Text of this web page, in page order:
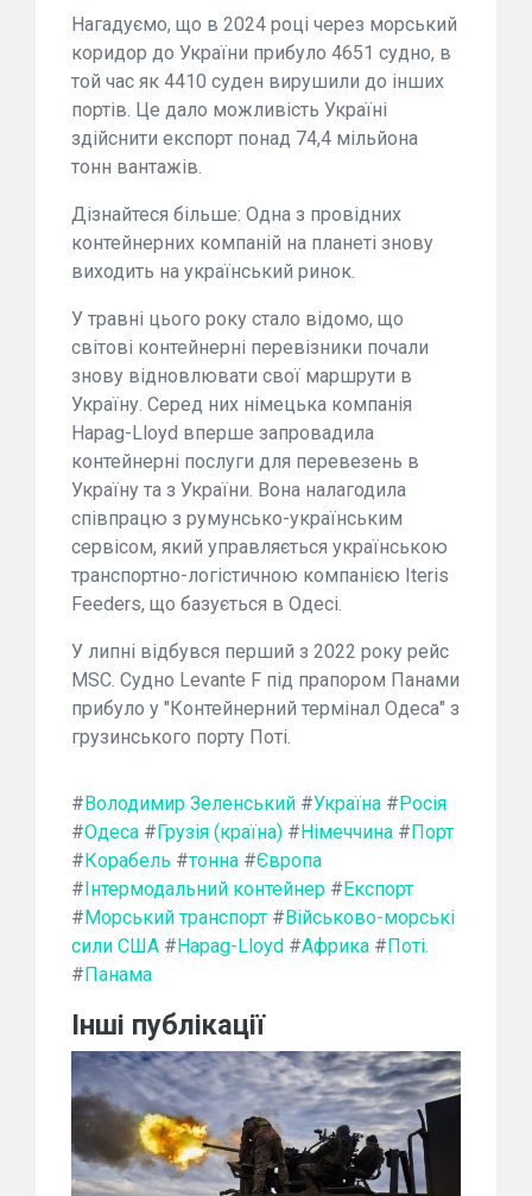
Нагадуємо, що в 2024 році через морський
коридор до України прибуло 4651 судно, в
той час як 4410 суден вирушили до інших
портів. Це дало можливість Україні
здійснити експорт понад 74,4 мільйона
тонн вантажів.
Дізнайтеся більше: Одна з провідних
контейнерних компаній на планеті знову
виходить на український ринок.
У травні цього року стало відомо, що
світові контейнерні перевізники почали
знову відновлювати свої маршрути в
Україну. Серед них німецька компанія
Hapag-Lloyd вперше запровадила
контейнерні послуги для перевезень в
Україну та з України. Вона налагодила
співпрацю з румунсько-українським
сервісом, який управляється українською
транспортно-логістичною компанією Iteris
Feeders, що базується в Одесі.
У липні відбувся перший з 2022 року рейс
MSC. Судно Levante F під прапором Панами
прибуло у "Контейнерний термінал Одеса" з
грузинського порту Поті.
#Володимир Зеленський #Україна #Росія
#Одеса #Грузія (країна) #Німеччина #Порт
#Корабель #тонна #Європа
#Інтермодальний контейнер #Експорт
#Морський транспорт #Військово-морські
сили США #Hapag-Lloyd #Африка #Поті.
#Панама
Інші публікації